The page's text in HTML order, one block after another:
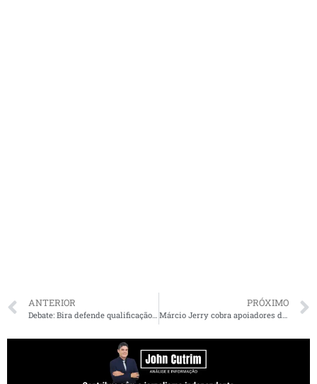
ANTERIOR
Debate: Bira defende qualificação da saúde e educação pública, gratuita e de qualidade
PRÓXIMO
Márcio Jerry cobra apoiadores de Bolsonaro depois de presidente sabotar a vacina